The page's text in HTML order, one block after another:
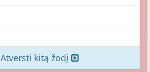
Atversti kitą žodį